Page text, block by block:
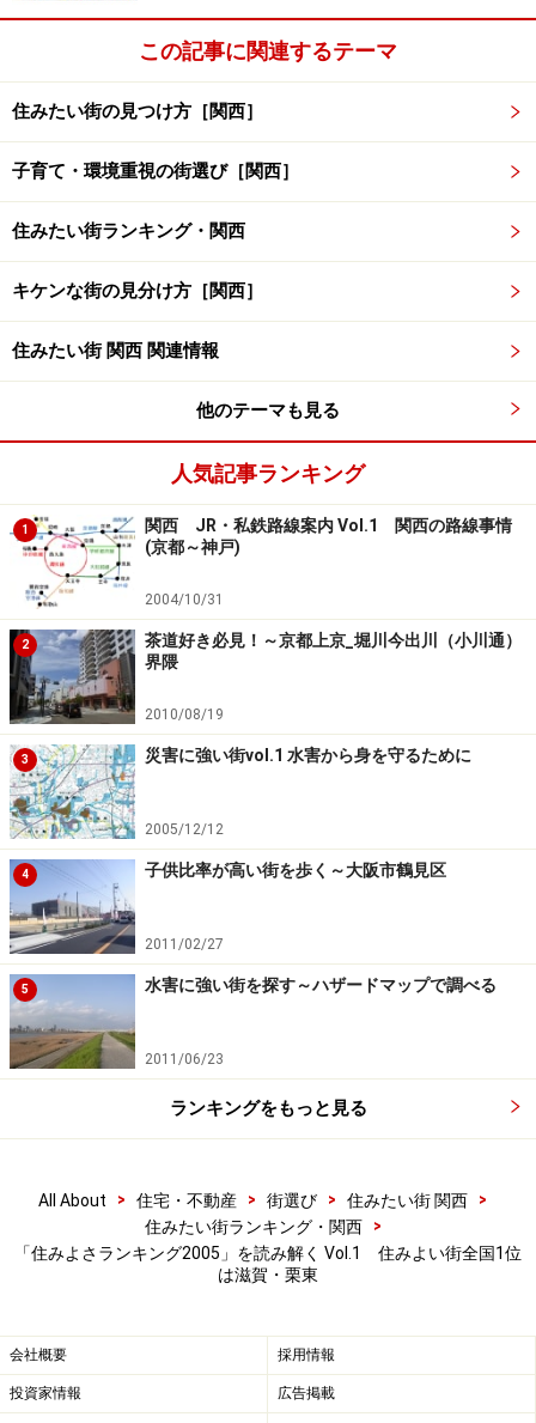
滋賀県の多さ。栗東・長浜・守山・草津・近江八幡と半
分の5つの市がランクインしています。大阪府は大阪・
箕面の2つの市が、兵庫県は朝来・三田・芦屋の3市が入
っています。京都府、奈良県などはランクインしておら
ず、滋賀県の多さが際立っていますね。
3位の兵庫県朝来市は、2005年の4月に生野町・和田山
町・山東町・朝来町が合併してできた市。兵庫県のほぼ
発展してきました。人口の割りには、大型スーパーなど
が整備され、利便性のよさが評価対象になったようで
それぞれの市の評価内容を見てみましょう。大阪府の場
合、大阪市は富裕度と利便度が高く、箕面市は富裕度と
快適度が上位にきています。兵庫県は三田市、芦屋市と
もに富裕度が高く、それに加え三田市は住居度が、芦屋
市は快適度が高いようです。 やはり、一番のポイント
は、財政力と住民の所得額の高さのようですね。
次のページでは、気になる滋賀の5つの市の紹介です。
※記事内容は執筆時点のものです。最新の内容をご確認くださ
い。
1/3 次のページへ
この記事に関連するテーマ
住みたい街の見つけ方［関西］
子育て・環境重視の街選び［関西］
住みたい街ランキング・関西
キケンな街の見分け方［関西］
住みたい街 関西 関連情報
他のテーマも見る
人気記事ランキング
1
関西 JR・私鉄路線案内 Vol.1 関西の路線事情
(京都～神戸)
2004/10/31
2
茶道好き必見！～京都上京_堀川今出川（小川通）
界隈
2010/08/19
3 災害に強い街vol.1 水害から身を守るために
2005/12/12
4 子供比率が高い街を歩く～大阪市鶴見区
2011/02/27
5 水害に強い街を探す～ハザードマップで調べる
2011/06/23
ランキングをもっと見る
All About > 住宅・不動産 > 街選び > 住みたい街 関西
>
住みたい街ランキング・関西
>
「住みよさランキング2005」を読み解く Vol.1 住みよい街全国1位
は滋賀・栗東
会社概要 採用情報
投資家情報 広告掲載